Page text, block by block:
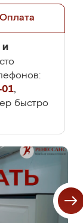
Оплата
и
01,
быстро